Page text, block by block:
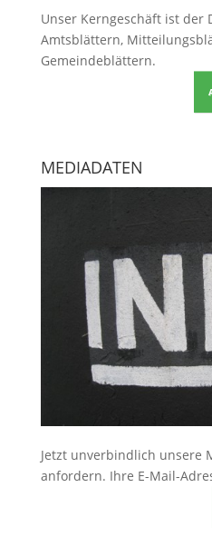
Unser Kerngeschäft ist der
Amtsblättern,
Gemeindeblättern.
MEDIADATEN
Jetzt unverbindlich unsere
anfordern. Ihre E-Mail-